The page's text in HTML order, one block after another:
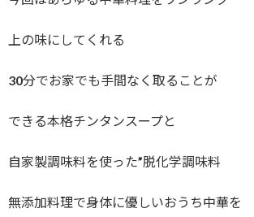
上の味にしてくれる
30分でお家でも手間なく取ることが
できる本格チンタンスープと
自家製調味料を使った”脱化学調味料
無添加料理で身体に優しいおうち中華を